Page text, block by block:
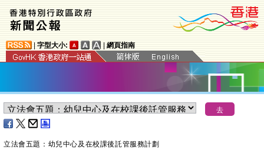
字型大小: 網頁指南
立法會五題：幼兒中心及在校課後託管服務計劃